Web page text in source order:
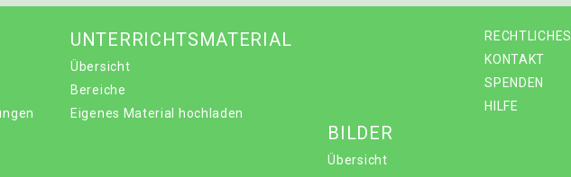
RECHTLICHES
KONTAKT
SPENDEN
HILFE
UNTERRICHTSMATERIAL
Übersicht
Bereiche
Eigenes Material hochladen
BILDER
Übersicht